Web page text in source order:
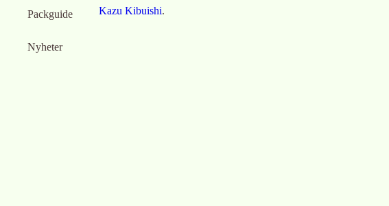
Packguide
Nyheter
Kazu Kibuishi.